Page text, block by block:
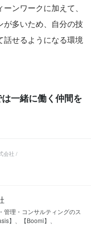
ンワークに加えて、
が多いため、自分の技
話せるようになる環境
一緒に働く仲間を
会社 /
管理・コンサルティングのス
】、【Boomi】、